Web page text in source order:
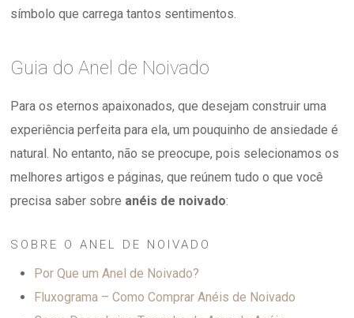
símbolo que carrega tantos sentimentos.
Guia do Anel de Noivado
Para os eternos apaixonados, que desejam construir uma
experiência perfeita para ela, um pouquinho de ansiedade é
natural. No entanto, não se preocupe, pois selecionamos os
melhores artigos e páginas, que reúnem tudo o que você
precisa saber sobre anéis de noivado:
SOBRE O ANEL DE NOIVADO
Por Que um Anel de Noivado?
Fluxograma – Como Comprar Anéis de Noivado